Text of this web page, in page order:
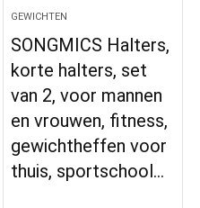
GEWICHTEN
SONGMICS Halters,
korte halters, set
van 2, voor mannen
en vrouwen, fitness,
gewichtheffen voor
thuis, sportschool…